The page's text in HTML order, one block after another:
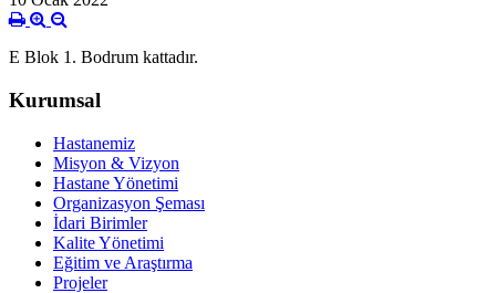
E Blok 1. Bodrum kattadır.
Kurumsal
Hastanemiz
Misyon & Vizyon
Hastane Yönetimi
Organizasyon Şeması
İdari Birimler
Kalite Yönetimi
Eğitim ve Araştırma
Projeler